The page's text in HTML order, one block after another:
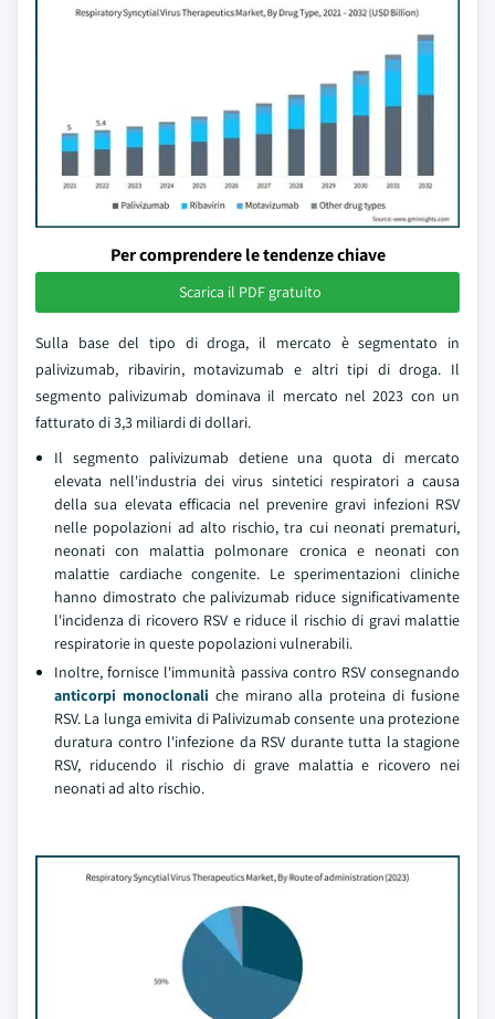
Per comprendere le tendenze chiave
Scarica il PDF gratuito
Sulla base del tipo di droga, il mercato è segmentato in
palivizumab, ribavirin, motavizumab e altri tipi di droga. Il
segmento palivizumab dominava il mercato nel 2023 con un
fatturato di 3,3 miliardi di dollari.
Il segmento palivizumab detiene una quota di mercato
elevata nell'industria dei virus sintetici respiratori a causa
della sua elevata efficacia nel prevenire gravi infezioni RSV
nelle popolazioni ad alto rischio, tra cui neonati prematuri,
neonati con malattia polmonare cronica e neonati con
malattie cardiache congenite. Le sperimentazioni cliniche
hanno dimostrato che palivizumab riduce significativamente
l'incidenza di ricovero RSV e riduce il rischio di gravi malattie
respiratorie in queste popolazioni vulnerabili.
Inoltre, fornisce l'immunità passiva contro RSV consegnando
anticorpi monoclonali che mirano alla proteina di fusione
RSV. La lunga emivita di Palivizumab consente una protezione
duratura contro l'infezione da RSV durante tutta la stagione
RSV, riducendo il rischio di grave malattia e ricovero nei
neonati ad alto rischio.